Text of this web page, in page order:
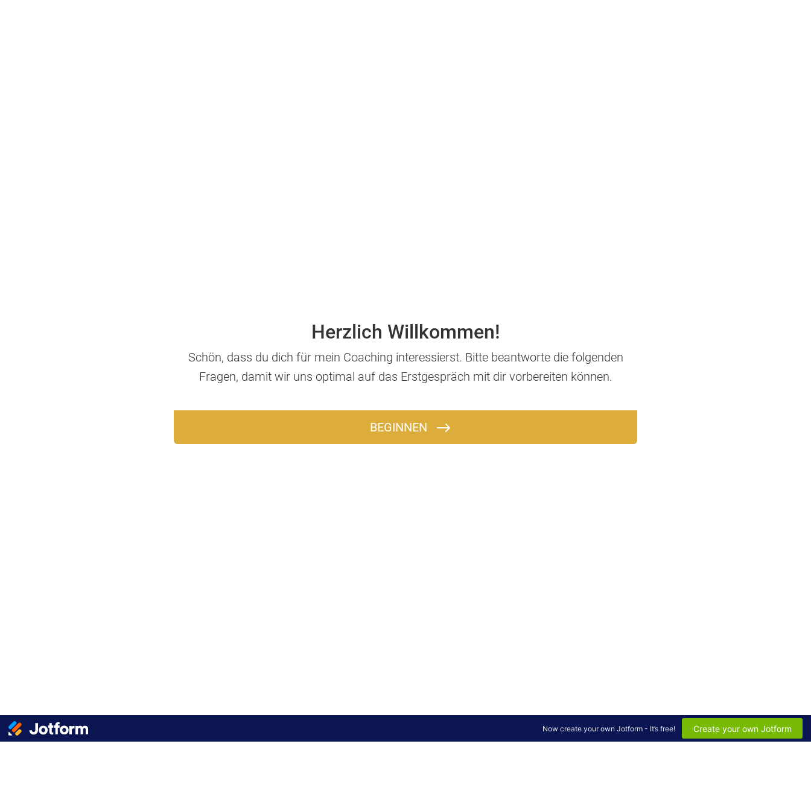
Herzlich Willkommen!
Schön, dass du dich für mein Coaching interessierst. Bitte beantworte die folgenden
Fragen, damit wir uns optimal auf das Erstgespräch mit dir vorbereiten können.
BEGINNEN
Now create your own Jotform - It’s free! Create your own Jotform